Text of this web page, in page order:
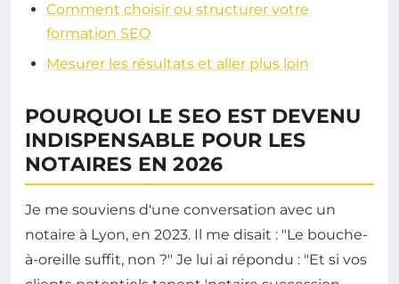
Comment choisir ou structurer votre
formation SEO
Mesurer les résultats et aller plus loin
POURQUOI LE SEO EST DEVENU
INDISPENSABLE POUR LES
NOTAIRES EN 2026
Je me souviens d'une conversation avec un
notaire à Lyon, en 2023. Il me disait : "Le bouche-
à-oreille suffit, non ?" Je lui ai répondu : "Et si vos